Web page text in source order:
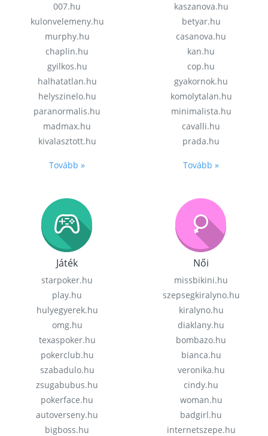
007.hu
kulonvelemeny.hu
murphy.hu
chaplin.hu
gyilkos.hu
halhatatlan.hu
helyszinelo.hu
paranormalis.hu
madmax.hu
kivalasztott.hu
Tovább »
kaszanova.hu
betyar.hu
casanova.hu
kan.hu
cop.hu
gyakornok.hu
komolytalan.hu
minimalista.hu
cavalli.hu
prada.hu
Tovább »
Játék
starpoker.hu
play.hu
hulyegyerek.hu
omg.hu
texaspoker.hu
pokerclub.hu
szabadulo.hu
zsugabubus.hu
pokerface.hu
autoverseny.hu
bigboss.hu
Női
missbikini.hu
szepsegkiralyno.hu
kiralyno.hu
diaklany.hu
bombazo.hu
bianca.hu
veronika.hu
cindy.hu
woman.hu
badgirl.hu
internetszepe.hu